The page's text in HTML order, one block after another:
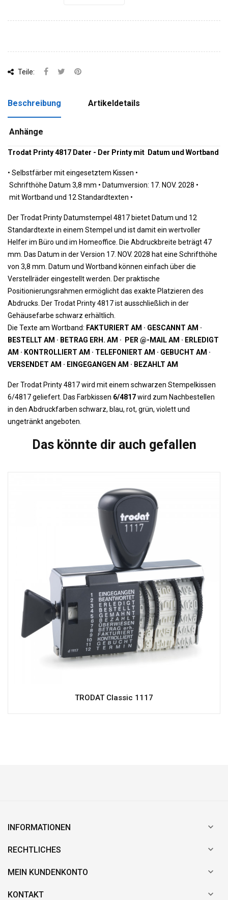
Teile:
Beschreibung Artikeldetails
Anhänge
Trodat Printy 4817 Dater - Der Printy mit Datum und Wortband
• Selbstfärber mit eingesetztem Kissen •
Schrifthöhe Datum 3,8 mm • Datumversion: 17. NOV. 2028 •
mit Wortband und 12 Standardtexten •
Der Trodat Printy Datumstempel 4817 bietet Datum und 12
Standardtexte in einem Stempel und ist damit ein wertvoller
Helfer im Büro und im Homeoffice. Die Abdruckbreite beträgt 47
mm. Das Datum in der Version 17. NOV. 2028 hat eine Schrifthöhe
von 3,8 mm. Datum und Wortband können einfach über die
Verstellräder eingestellt werden. Der praktische
Positionierungsrahmen ermöglicht das exakte Platzieren des
Abdrucks. Der Trodat Printy 4817 ist ausschließlich in der
Gehäusefarbe schwarz erhältlich.
Die Texte am Wortband: FAKTURIERT AM · GESCANNT AM ·
BESTELLT AM · BETRAG ERH. AM · PER @-MAIL AM · ERLEDIGT
AM · KONTROLLIERT AM · TELEFONIERT AM · GEBUCHT AM ·
VERSENDET AM · EINGEGANGEN AM · BEZAHLT AM
DerTrodat Printy 4817 wird mit einem schwarzen Stempelkissen
6/4817 geliefert. Das Farbkissen 6/4817wird zum Nachbestellen
in den Abdruckfarben schwarz, blau, rot, grün, violett und
ungetränkt angeboten.
Das könnte dir auch gefallen
TRODAT Classic 1117
INFORMATIONEN 
RECHTLICHES 
MEIN KUNDENKONTO 
KONTAKT 